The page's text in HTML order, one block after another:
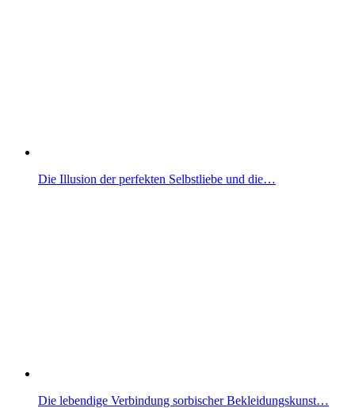
Die Illusion der perfekten Selbstliebe und die…
Die lebendige Verbindung sorbischer Bekleidungskunst…